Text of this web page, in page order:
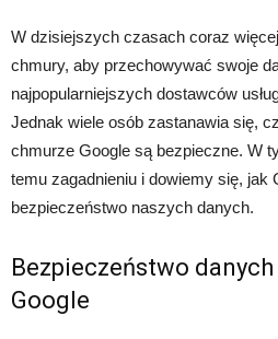
W dzisiejszych czasach coraz
chmury, aby przechowywać swoje
najpopularniejszych dostawców
Jednak wiele osób zastanawia się,
chmurze Google są bezpieczne. W
temu zagadnieniu i dowiemy się, jak
bezpieczeństwo naszych danych.
Bezpieczeństwo
Google